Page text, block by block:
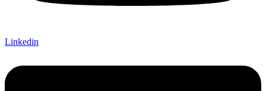
Linkedin